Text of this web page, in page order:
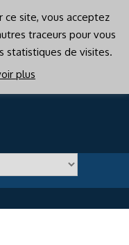
ce site, vous acceptez
traceurs pour vous
statistiques de visites.
plus